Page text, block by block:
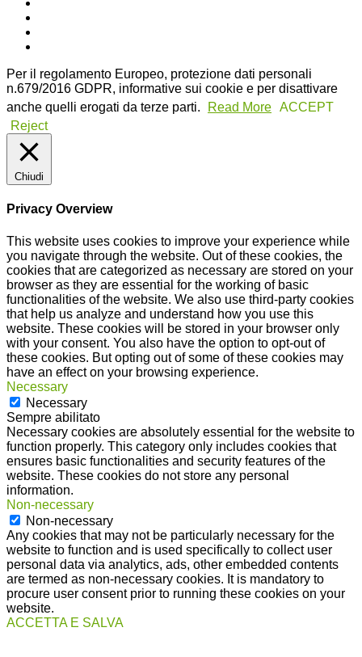
Per il regolamento Europeo, protezione dati personali
n.679/2016 GDPR, informative sui cookie e per disattivare
anche quelli erogati da terze parti.
Read More ACCEPT
Reject
Chiudi
Privacy Overview
This website uses cookies to improve your experience while
you navigate through the website. Out of these cookies, the
cookies that are categorized as necessary are stored on your
browser as they are essential for the working of basic
functionalities of the website. We also use third-party cookies
that help us analyze and understand how you use this
website. These cookies will be stored in your browser only
with your consent. You also have the option to opt-out of
these cookies. But opting out of some of these cookies may
have an effect on your browsing experience.
Necessary
Necessary
Sempre abilitato
Necessary cookies are absolutely essential for the website to
function properly. This category only includes cookies that
ensures basic functionalities and security features of the
website. These cookies do not store any personal
information.
Non-necessary
Non-necessary
Any cookies that may not be particularly necessary for the
website to function and is used specifically to collect user
personal data via analytics, ads, other embedded contents
are termed as non-necessary cookies. It is mandatory to
procure user consent prior to running these cookies on your
website.
ACCETTA E SALVA